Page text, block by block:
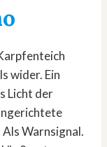
wider. Ein
Licht der
Als Warnsignal.